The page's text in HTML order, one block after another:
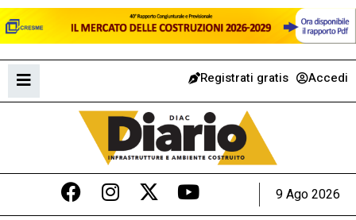
Registrati gratis Accedi
9 Ago 2026